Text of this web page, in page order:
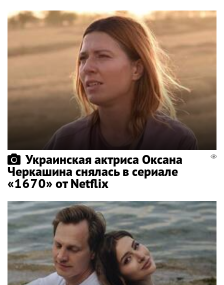
Украинская актриса Оксана
Черкашина снялась в сериале
«1670» от Netflix